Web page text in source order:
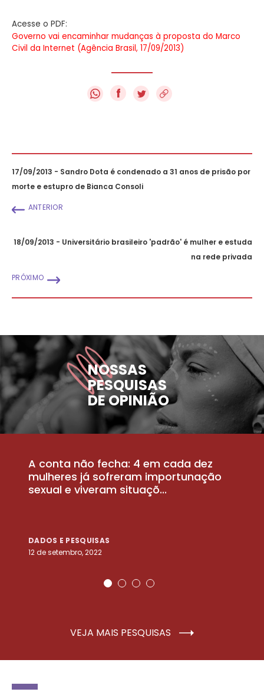
Acesse o PDF:
Governo vai encaminhar mudanças à proposta do Marco
Civil da Internet (Agência Brasil, 17/09/2013)
f
17/09/2013 - Sandro Dota é condenado a 31 anos de prisão por
morte e estupro de Bianca Consoli
ANTERIOR
18/09/2013 - Universitário brasileiro 'padrão' é mulher e estuda
na rede privada
PRÓXIMO
NOSSAS
PESQUISAS
DE OPINIÃO
A conta não fecha: 4 em cada dez
mulheres já sofreram importunação
sexual e viveram situaçõ...
DADOS E PESQUISAS
12 de setembro, 2022
VEJA MAIS PESQUISAS